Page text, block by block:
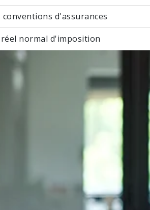
conventions d'assurances
normal d'imposition